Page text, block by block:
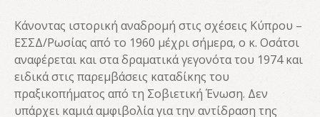
Κάνοντας ιστορική αναδρομή στις σχέσεις Κύπρου –
ΕΣΣΔ/Ρωσίας από το 1960 μέχρι σήμερα, ο κ. Οσάτσι
αναφέρεται και στα δραματικά γεγονότα του 1974 και
ειδικά στις παρεμβάσεις καταδίκης του
πραξικοπήματος από τη Σοβιετική Ένωση. Δεν
υπάρχει καμιά αμφιβολία για την αντίδραση της